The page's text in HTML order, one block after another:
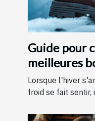
Guide pour
meilleures
pour l'hiver
Lorsque l'hiver
froid se fait sentir,